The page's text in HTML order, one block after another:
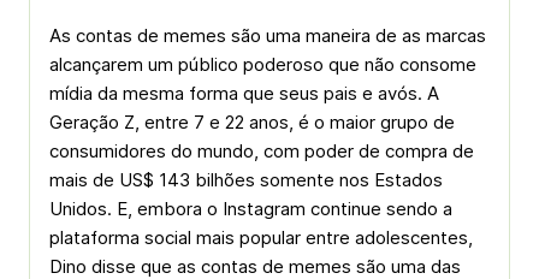
As contas de memes são uma maneira de as marcas
alcançarem um público poderoso que não consome
mídia da mesma forma que seus pais e avós. A
Geração Z, entre 7 e 22 anos, é o maior grupo de
consumidores do mundo, com poder de compra de
mais de US$ 143 bilhões somente nos Estados
Unidos. E, embora o Instagram continue sendo a
plataforma social mais popular entre adolescentes,
Dino disse que as contas de memes são uma das